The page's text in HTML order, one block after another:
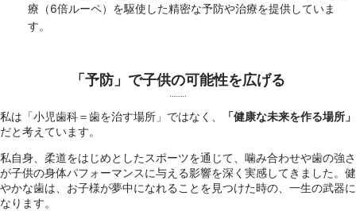
療（6倍ルーペ）を駆使した精密な予防や治療を提供していま
す。
「予防」で子供の可能性を広げる
私は「小児歯科＝歯を治す場所」ではなく、
「健康な未来を作る場所」
だと考えています。
私自身、柔道をはじめとしたスポーツを通じて、噛み合わせや歯の強さ
が子供の身体パフォーマンスに与える影響を深く実感してきました。健
やかな歯は、お子様が夢中になれることを見つけた時の、一生の武器に
なります。